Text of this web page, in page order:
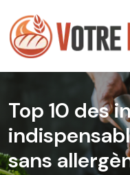
Top 10 des
sans